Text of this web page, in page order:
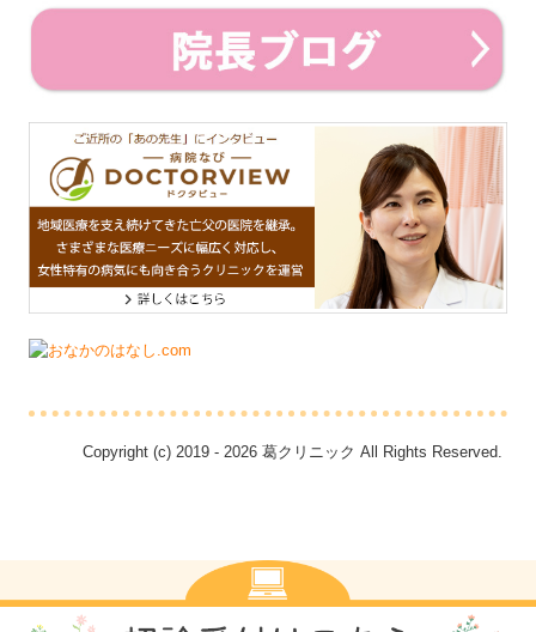
Copyright (c) 2019 - 2026 葛クリニック All Rights Reserved.